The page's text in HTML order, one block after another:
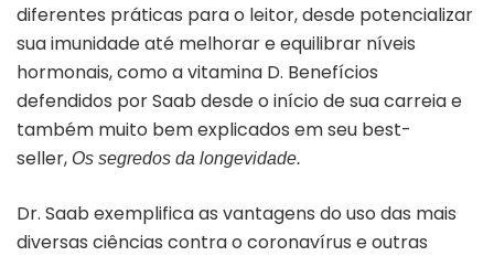
diferentes práticas para o leitor, desde potencializar
sua imunidade até melhorar e equilibrar níveis
hormonais, como a vitamina D. Benefícios
defendidos por Saab desde o início de sua carreia e
também muito bem explicados em seu best-
seller, Os segredos da longevidade.
Dr. Saab exemplifica as vantagens do uso das mais
diversas ciências contra o coronavírus e outras